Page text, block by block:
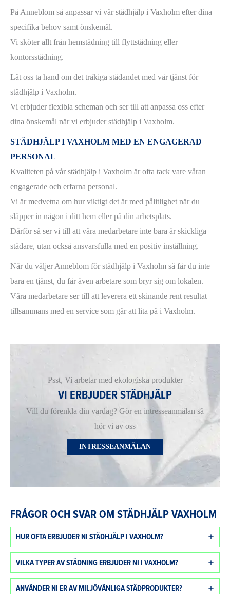
På Anneblom så anpassar vi vår städhjälp i Vaxholm efter dina
specifika behov samt önskemål.
Vi sköter allt från hemstädning till flyttstädning eller
kontorsstädning.
Låt oss ta hand om det tråkiga städandet med vår tjänst för
städhjälp i Vaxholm.
Vi erbjuder flexibla scheman och ser till att anpassa oss efter
dina önskemål när vi erbjuder städhjälp i Vaxholm.
STÄDHJÄLP I VAXHOLM MED EN ENGAGERAD
PERSONAL
Kvaliteten på vår städhjälp i Vaxholm är ofta tack vare våran
engagerade och erfarna personal.
Vi är medvetna om hur viktigt det är med pålitlighet när du
släpper in någon i ditt hem eller på din arbetsplats.
Därför så ser vi till att våra medarbetare inte bara är skickliga
städare, utan också ansvarsfulla med en positiv inställning.
När du väljer Anneblom för städhjälp i Vaxholm så får du inte
bara en tjänst, du får även arbetare som bryr sig om lokalen.
Våra medarbetare ser till att leverera ett skinande rent resultat
tillsammans med en service som går att lita på i Vaxholm.
Psst, Vi arbetar med ekologiska produkter
VI ERBJUDER STÄDHJÄLP
Vill du förenkla din vardag? Gör en intresseanmälan så
hör vi av oss
INTRESSEANMÄLAN
FRÅGOR OCH SVAR OM STÄDHJÄLP VAXHOLM
HUR OFTA ERBJUDER NI STÄDHJÄLP I VAXHOLM?
VILKA TYPER AV STÄDNING ERBJUDER NI I VAXHOLM?
ANVÄNDER NI ER AV MILJÖVÄNLIGA STÄDPRODUKTER?